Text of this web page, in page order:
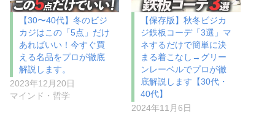
【30〜40代】冬のビジ
カジはこの「5点」だけ
あればいい！今すぐ買
える名品をプロが徹底
解説します。
2023年12月20日
マインド・哲学
【保存版】秋冬ビジカ
ジ鉄板コーデ「3選」マ
ネするだけで簡単に決
まる着こなし→グリー
ンレーベルでプロが徹
底解説します【30代・
40代】
2024年11月6日